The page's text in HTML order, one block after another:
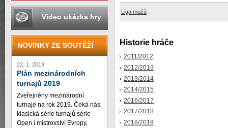
Liga mužů
Historie hráče
2011/2012
2012/2013
2013/2014
2014/2015
2016/2017
2017/2018
2018/2019
Video ukázka hry
NOVINKY ZE SOUTĚŽÍ
22. 1. 2019
Plán mezinárodních
turnajů 2019
Zveřejněny mezinárodní
turnaje na rok 2019. Čeká nás
klasická série turnajů série
Open i mistrovství Evropy,